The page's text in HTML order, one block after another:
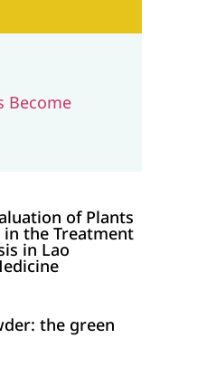
Become
of Plants
in the Treatment
in Lao
the green